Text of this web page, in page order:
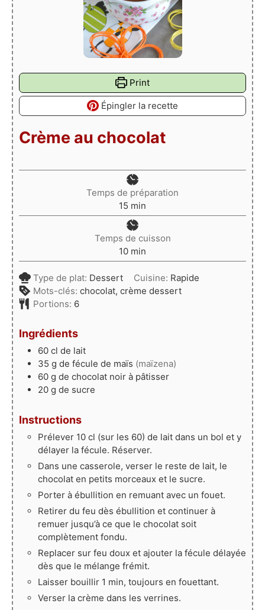
Print
Épingler la recette
Crème au chocolat
Temps de préparation
15 minutes
min
Temps de cuisson
10minutes
min
Type de plat: Dessert Cuisine: Rapide
Mots-clés: chocolat, crème dessert
Portions: 6
Ingrédients
60 cl de lait
35 g de fécule de maïs (maïzena)
60 g de chocolat noir à pâtisser
20 g de sucre
Instructions
Prélever 10 cl (sur les 60) de lait dans un bol et y
délayer la fécule. Réserver.
Dans une casserole, verser le reste de lait, le
chocolat en petits morceaux et le sucre.
Porter à ébullition en remuant avec un fouet.
Retirer du feu dès ébullition et continuer à
remuer jusqu’à ce que le chocolat soit
complètement fondu.
Replacer sur feu doux et ajouter la fécule délayée
dès que le mélange frémit.
Laisser bouillir 1 min, toujours en fouettant.
Verser la crème dans les verrines.